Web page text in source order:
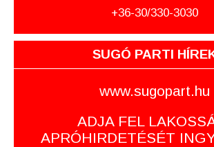
+36-30/330-3030
SUGÓ PARTI
www.sugopart.hu
ADJA FEL
APRÓHIRDETÉSÉT